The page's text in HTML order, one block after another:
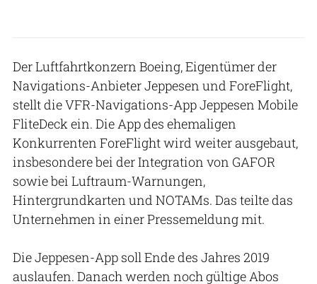
Der Luftfahrtkonzern Boeing, Eigentümer der
Navigations-Anbieter Jeppesen und ForeFlight,
stellt die VFR-Navigations-App Jeppesen Mobile
FliteDeck ein. Die App des ehemaligen
Konkurrenten ForeFlight wird weiter ausgebaut,
insbesondere bei der Integration von GAFOR
sowie bei Luftraum-Warnungen,
Hintergrundkarten und NOTAMs. Das teilte das
Unternehmen in einer Pressemeldung mit.
Die Jeppesen-App soll Ende des Jahres 2019
auslaufen. Danach werden noch gültige Abos